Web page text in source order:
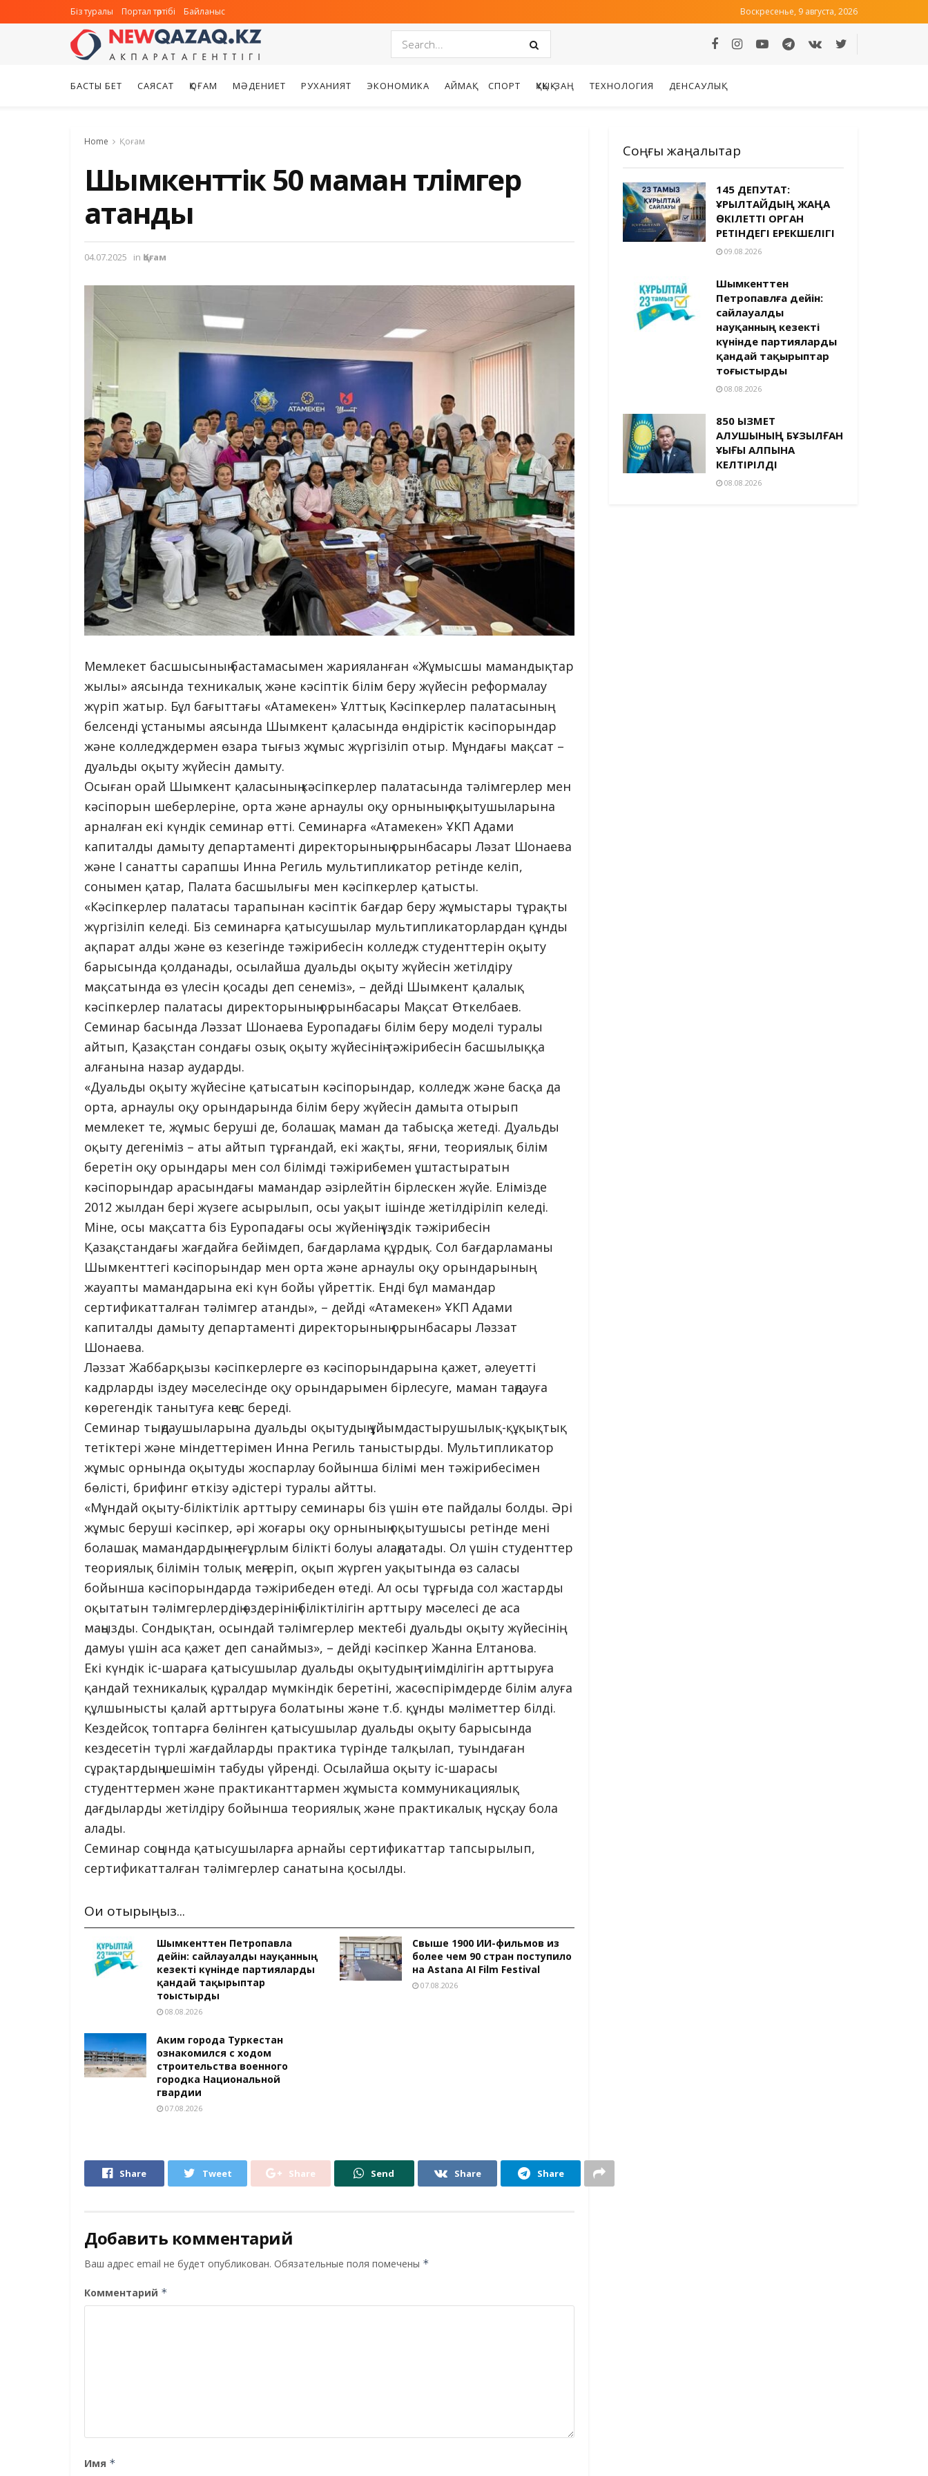
Біз туралы Портал тәртібі Байланыс Воскресенье, 9 августа, 2026
БАСТЫ БЕТ САЯСАТ ҚОҒАМ МӘДЕНИЕТ РУХАНИЯТ ЭКОНОМИКА АЙМАҚ СПОРТ ҚҰҚЫҚ-ЗАҢ ТЕХНОЛОГИЯ ДЕНСАУЛЫҚ
Home Қоғам
Шымкенттік 50 маман тәлімгер
атанды
04.07.2025 in Қоғам
Мемлекет басшысының бастамасымен жарияланған «Жұмысшы мамандықтар
жылы» аясында техникалық және кәсіптік білім беру жүйесін реформалау
жүріп жатыр. Бұл бағыттағы «Атамекен» Ұлттық Кәсіпкерлер палатасының
белсенді ұстанымы аясында Шымкент қаласында өндірістік кәсіпорындар
және колледждермен өзара тығыз жұмыс жүргізіліп отыр. Мұндағы мақсат –
дуальды оқыту жүйесін дамыту.
Осыған орай Шымкент қаласының кәсіпкерлер палатасында тәлімгерлер мен
кәсіпорын шеберлеріне, орта және арнаулы оқу орнының оқытушыларына
арналған екі күндік семинар өтті. Семинарға «Атамекен» ҰКП Адами
капиталды дамыту департаменті директорының орынбасары Ләзат Шонаева
және І санатты сарапшы Инна Региль мультипликатор ретінде келіп,
сонымен қатар, Палата басшылығы мен кәсіпкерлер қатысты.
«Кәсіпкерлер палатасы тарапынан кәсіптік бағдар беру жұмыстары тұрақты
жүргізіліп келеді. Біз семинарға қатысушылар мультипликаторлардан құнды
ақпарат алды және өз кезегінде тәжірибесін колледж студенттерін оқыту
барысында қолданады, осылайша дуальды оқыту жүйесін жетілдіру
мақсатында өз үлесін қосады деп сенеміз», – дейді Шымкент қалалық
кәсіпкерлер палатасы директорының орынбасары Мақсат Өткелбаев.
Семинар басында Ләззат Шонаева Еуропадағы білім беру моделі туралы
айтып, Қазақстан сондағы озық оқыту жүйесінің тәжірибесін басшылыққа
алғанына назар аударды.
«Дуальды оқыту жүйесіне қатысатын кәсіпорындар, колледж және басқа да
орта, арнаулы оқу орындарында білім беру жүйесін дамыта отырып
мемлекет те, жұмыс беруші де, болашақ маман да табысқа жетеді. Дуальды
оқыту дегеніміз – аты айтып тұрғандай, екі жақты, яғни, теориялық білім
беретін оқу орындары мен сол білімді тәжірибемен ұштастыратын
кәсіпорындар арасындағы мамандар әзірлейтін бірлескен жүйе. Елімізде
2012 жылдан бері жүзеге асырылып, осы уақыт ішінде жетілдіріліп келеді.
Міне, осы мақсатта біз Еуропадағы осы жүйенің үздік тәжірибесін
Қазақстандағы жағдайға бейімдеп, бағдарлама құрдық. Сол бағдарламаны
Шымкенттегі кәсіпорындар мен орта және арнаулы оқу орындарының
жауапты мамандарына екі күн бойы үйреттік. Енді бұл мамандар
сертификатталған тәлімгер атанды», – дейді «Атамекен» ҰКП Адами
капиталды дамыту департаменті директорының орынбасары Ләззат
Шонаева.
Ләззат Жаббарқызы кәсіпкерлерге өз кәсіпорындарына қажет, әлеуетті
кадрларды іздеу мәселесінде оқу орындарымен бірлесуге, маман таңдауға
көрегендік танытуға кеңес береді.
Семинар тыңдаушыларына дуальды оқытудың ұйымдастырушылық-құқықтық
тетіктері және міндеттерімен Инна Региль таныстырды. Мультипликатор
жұмыс орнында оқытуды жоспарлау бойынша білімі мен тәжірибесімен
бөлісті, брифинг өткізу әдістері туралы айтты.
«Мұндай оқыту-біліктілік арттыру семинары біз үшін өте пайдалы болды. Әрі
жұмыс беруші кәсіпкер, әрі жоғары оқу орнының оқытушысы ретінде мені
болашақ мамандардың неғұрлым білікті болуы алаңдатады. Ол үшін студенттер
теориялық білімін толық меңгеріп, оқып жүрген уақытында өз саласы
бойынша кәсіпорындарда тәжірибеден өтеді. Ал осы тұрғыда сол жастарды
оқытатын тәлімгерлердің өздерінің біліктілігін арттыру мәселесі де аса
маңызды. Сондықтан, осындай тәлімгерлер мектебі дуальды оқыту жүйесінің
дамуы үшін аса қажет деп санаймыз», – дейді кәсіпкер Жанна Елтанова.
Екі күндік іс-шараға қатысушылар дуальды оқытудың тиімділігін арттыруға
қандай техникалық құралдар мүмкіндік беретіні, жасөспірімдерде білім алуға
құлшынысты қалай арттыруға болатыны және т.б. құнды мәліметтер білді.
Кездейсоқ топтарға бөлінген қатысушылар дуальды оқыту барысында
кездесетін түрлі жағдайларды практика түрінде талқылап, туындаған
сұрақтардың шешімін табуды үйренді. Осылайша оқыту іс-шарасы
студенттермен және практиканттармен жұмыста коммуникациялық
дағдыларды жетілдіру бойынша теориялық және практикалық нұсқау бола
алады.
Семинар соңында қатысушыларға арнайы сертификаттар тапсырылып,
сертификатталған тәлімгерлер санатына қосылды.
Оқи отырыңыз...
Шымкенттен Петропавлға
дейін: сайлауалды науқанның
кезекті күнінде партияларды
қандай тақырыптар
тоғыстырды
08.08.2026
Свыше 1900 ИИ-фильмов из
более чем 90 стран поступило
на Astana AI Film Festival
07.08.2026
Аким города Туркестан
ознакомился с ходом
строительства военного
городка Национальной
гвардии
07.08.2026
Share Tweet Share Send Share Share
Добавить комментарий
Ваш адрес email не будет опубликован. Обязательные поля помечены *
Комментарий *
Имя *
Соңғы жаңалықтар
145 ДЕПУТАТ:
ҚҰРЫЛТАЙДЫҢ ЖАҢА
ӨКІЛЕТТІ ОРГАН
РЕТІНДЕГІ ЕРЕКШЕЛІГІ
09.08.2026
Шымкенттен
Петропавлға дейін:
сайлауалды
науқанның кезекті
күнінде партияларды
қандай тақырыптар
тоғыстырды
08.08.2026
850 ҚЫЗМЕТ
АЛУШЫНЫҢ БҰЗЫЛҒАН
ҚҰҚЫҒЫ ҚАЛПЫНА
КЕЛТІРІЛДІ
08.08.2026